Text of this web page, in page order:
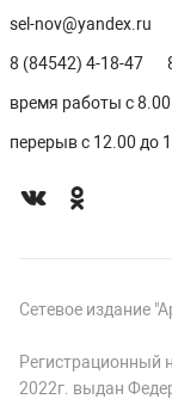
sel-nov@yandex.ru
8 (84542) 4-18-47
время работы с 8.00
перерыв с 12.00 до
Сетевое издание
Регистрационный
2022г. выдан